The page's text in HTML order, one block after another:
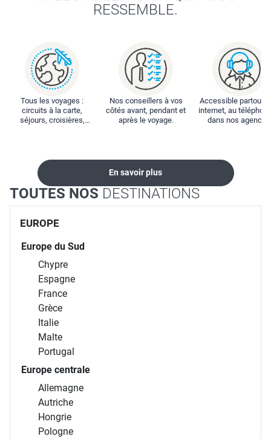
RESSEMBLE.
Tous les voyages :
circuits à la carte,
séjours, croisières,
Nos conseillers à vos
côtés avant, pendant et
après le voyage.
Accessible partout :
internet, au
dans nos
En savoir plus
TOUTES NOS DESTINATIONS
EUROPE
Europe du Sud
Chypre
Espagne
France
Grèce
Italie
Malte
Portugal
Europe centrale
Allemagne
Autriche
Hongrie
Pologne